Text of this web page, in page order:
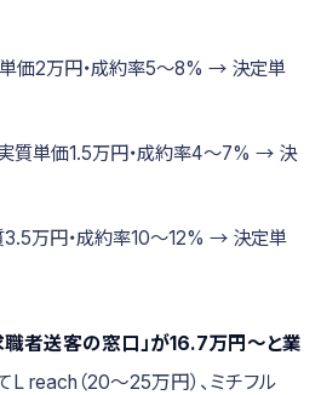
価2万円・成約率5〜8% → 決定単
質単価1.5万円・成約率4〜7% → 決
3.5万円・成約率10〜12% → 決定単
職者送客の窓口」が16.7万円〜と業
L reach（20〜25万円）、ミチフル